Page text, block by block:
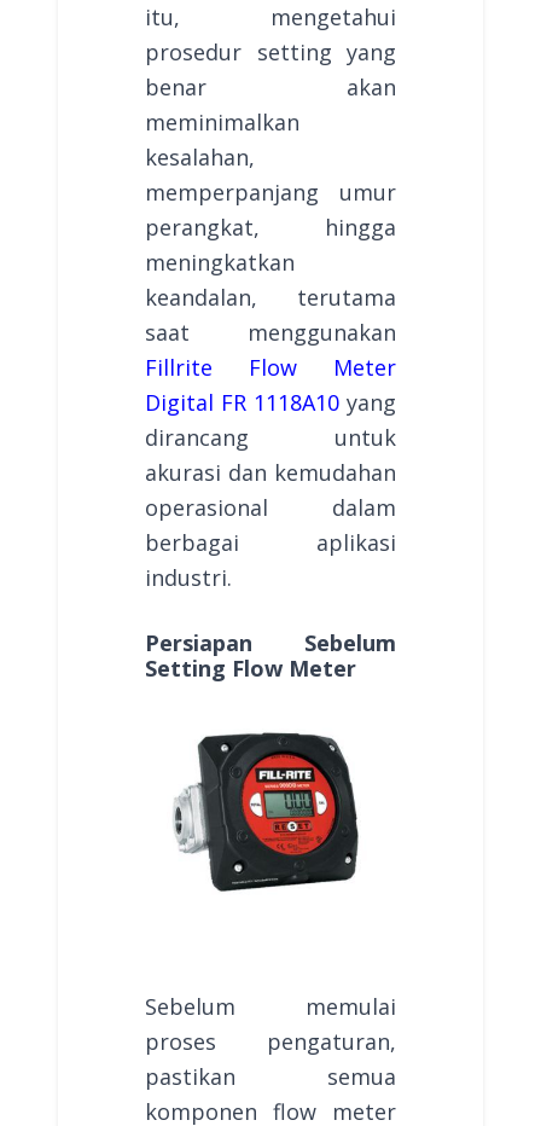
itu, mengetahui
prosedur setting yang
benar akan
meminimalkan
kesalahan,
memperpanjang umur
perangkat, hingga
meningkatkan
keandalan, terutama
saat menggunakan
Fillrite Flow Meter
Digital FR 1118A10 yang
dirancang untuk
akurasi dan kemudahan
operasional dalam
berbagai aplikasi
industri.
Persiapan Sebelum
Setting Flow Meter
Sebelum memulai
proses pengaturan,
pastikan semua
komponen flow meter